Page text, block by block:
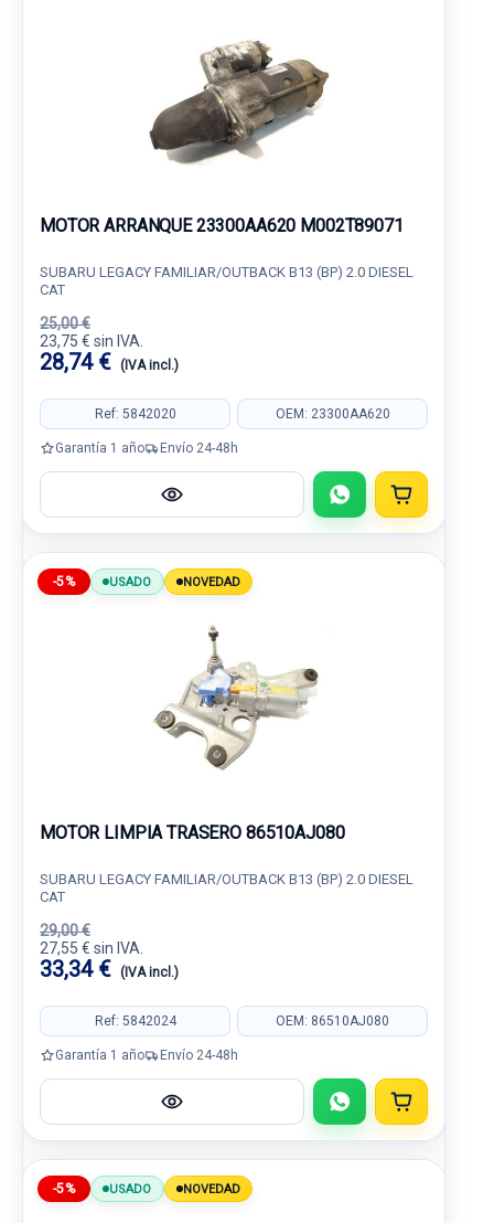
MOTOR ARRANQUE 23300AA620 M002T89071
SUBARU LEGACY FAMILIAR/OUTBACK B13 (BP) 2.0 DIESEL
CAT
25,00 €
23,75 € sin IVA.
28,74 € (IVA incl.)
Ref: 5842020 OEM: 23300AA620
Garantía 1 año Envío 24-48h
-5% USADO NOVEDAD
MOTOR LIMPIA TRASERO 86510AJ080
SUBARU LEGACY FAMILIAR/OUTBACK B13 (BP) 2.0 DIESEL
CAT
29,00 €
27,55 € sin IVA.
33,34 € (IVA incl.)
Ref: 5842024 OEM: 86510AJ080
Garantía 1 año Envío 24-48h
-5% USADO NOVEDAD